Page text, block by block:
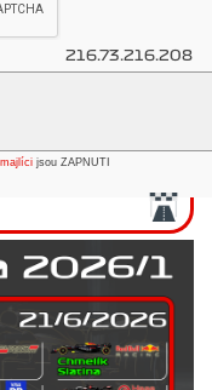
216.73.216.208
jsou ZAPNUTI